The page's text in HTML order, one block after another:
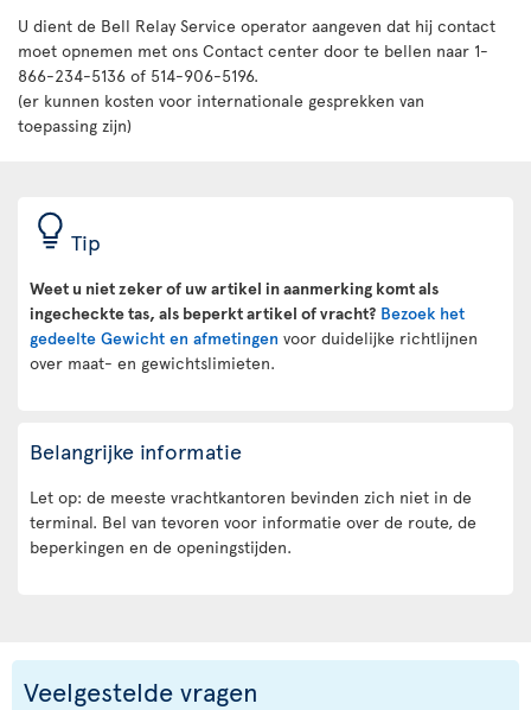
U dient de Bell Relay Service operator aangeven dat hij contact
moet opnemen met ons Contact center door te bellen naar 1-
866-234-5136 of 514-906-5196.
(er kunnen kosten voor internationale gesprekken van
toepassing zijn)
Tip
Weet u niet zeker of uw artikel in aanmerking komt als
ingecheckte tas, als beperkt artikel of vracht? Bezoek het
gedeelte Gewicht en afmetingen voor duidelijke richtlijnen
over maat- en gewichtslimieten.
Belangrijke informatie
Let op: de meeste vrachtkantoren bevinden zich niet in de
terminal. Bel van tevoren voor informatie over de route, de
beperkingen en de openingstijden.
Veelgestelde vragen